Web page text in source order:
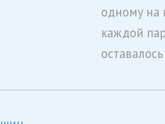
одному на
каждой